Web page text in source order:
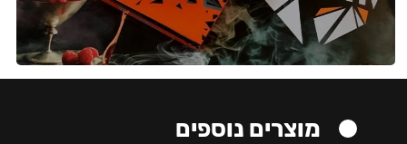
מוצרים נוספים